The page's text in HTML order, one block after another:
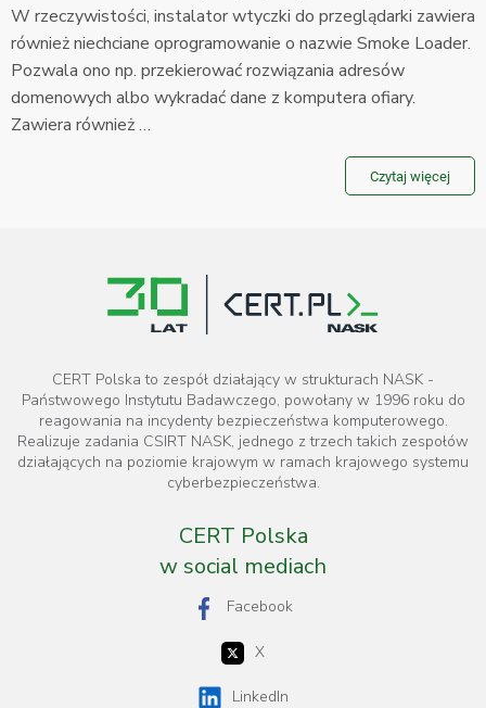
W rzeczywistości, instalator wtyczki do przeglądarki zawiera
również niechciane oprogramowanie o nazwie Smoke Loader.
Pozwala ono np. przekierować rozwiązania adresów
domenowych albo wykradać dane z komputera ofiary.
Zawiera również …
Czytaj więcej
CERT Polska to zespół działający w strukturach NASK -
Państwowego Instytutu Badawczego, powołany w 1996 roku do
reagowania na incydenty bezpieczeństwa komputerowego.
Realizuje zadania CSIRT NASK, jednego z trzech takich zespołów
działających na poziomie krajowym w ramach krajowego systemu
cyberbezpieczeństwa.
CERT Polska
w social mediach
Facebook
X
LinkedIn